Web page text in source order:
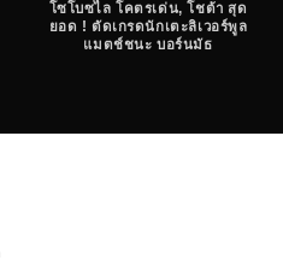
โซโบซไล โคตรเด่น, โชต้า สุด
ยอด ! ตัดเกรดนักเตะลิเวอร์พูล
แมตช์ชนะ บอร์นมัธ